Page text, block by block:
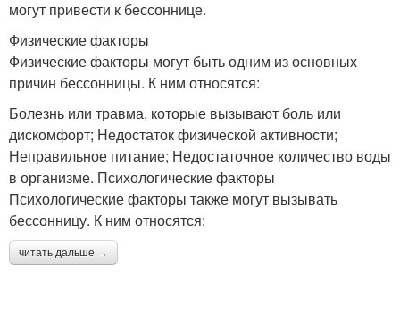
могут привести к бессоннице.
Физические факторы
Физические факторы могут быть одним из основных
причин бессонницы. К ним относятся:
Болезнь или травма, которые вызывают боль или
дискомфорт; Недостаток физической активности;
Неправильное питание; Недостаточное количество воды
в организме. Психологические факторы
Психологические факторы также могут вызывать
бессонницу. К ним относятся:
читать дальше →